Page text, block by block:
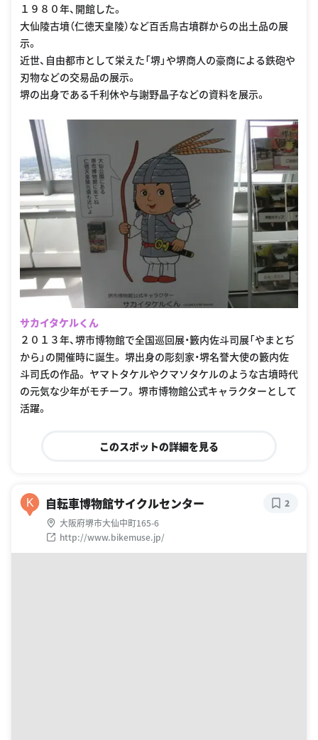
１９８０年、開館した。
大仙陵古墳（仁徳天皇陵）など百舌鳥古墳群からの出土品の展
示。
近世、自由都市として栄えた「堺」や堺商人の豪商による鉄砲や
刃物などの交易品の展示。
堺の出身である千利休や与謝野晶子などの資料を展示。
サカイタケルくん
２０１３年、堺市博物館で全国巡回展・籔内佐斗司展「やまとぢ
から」の開催時に誕生。 堺出身の彫刻家・堺名誉大使の籔内佐
斗司氏の作品。 ヤマトタケルやクマソタケルのような古墳時代
の元気な少年がモチーフ。 堺市博物館公式キャラクターとして
活躍。
このスポットの詳細を見る
K 自転車博物館サイクルセンター
大阪府堺市大仙中町165-6
http://www.bikemuse.jp/
2